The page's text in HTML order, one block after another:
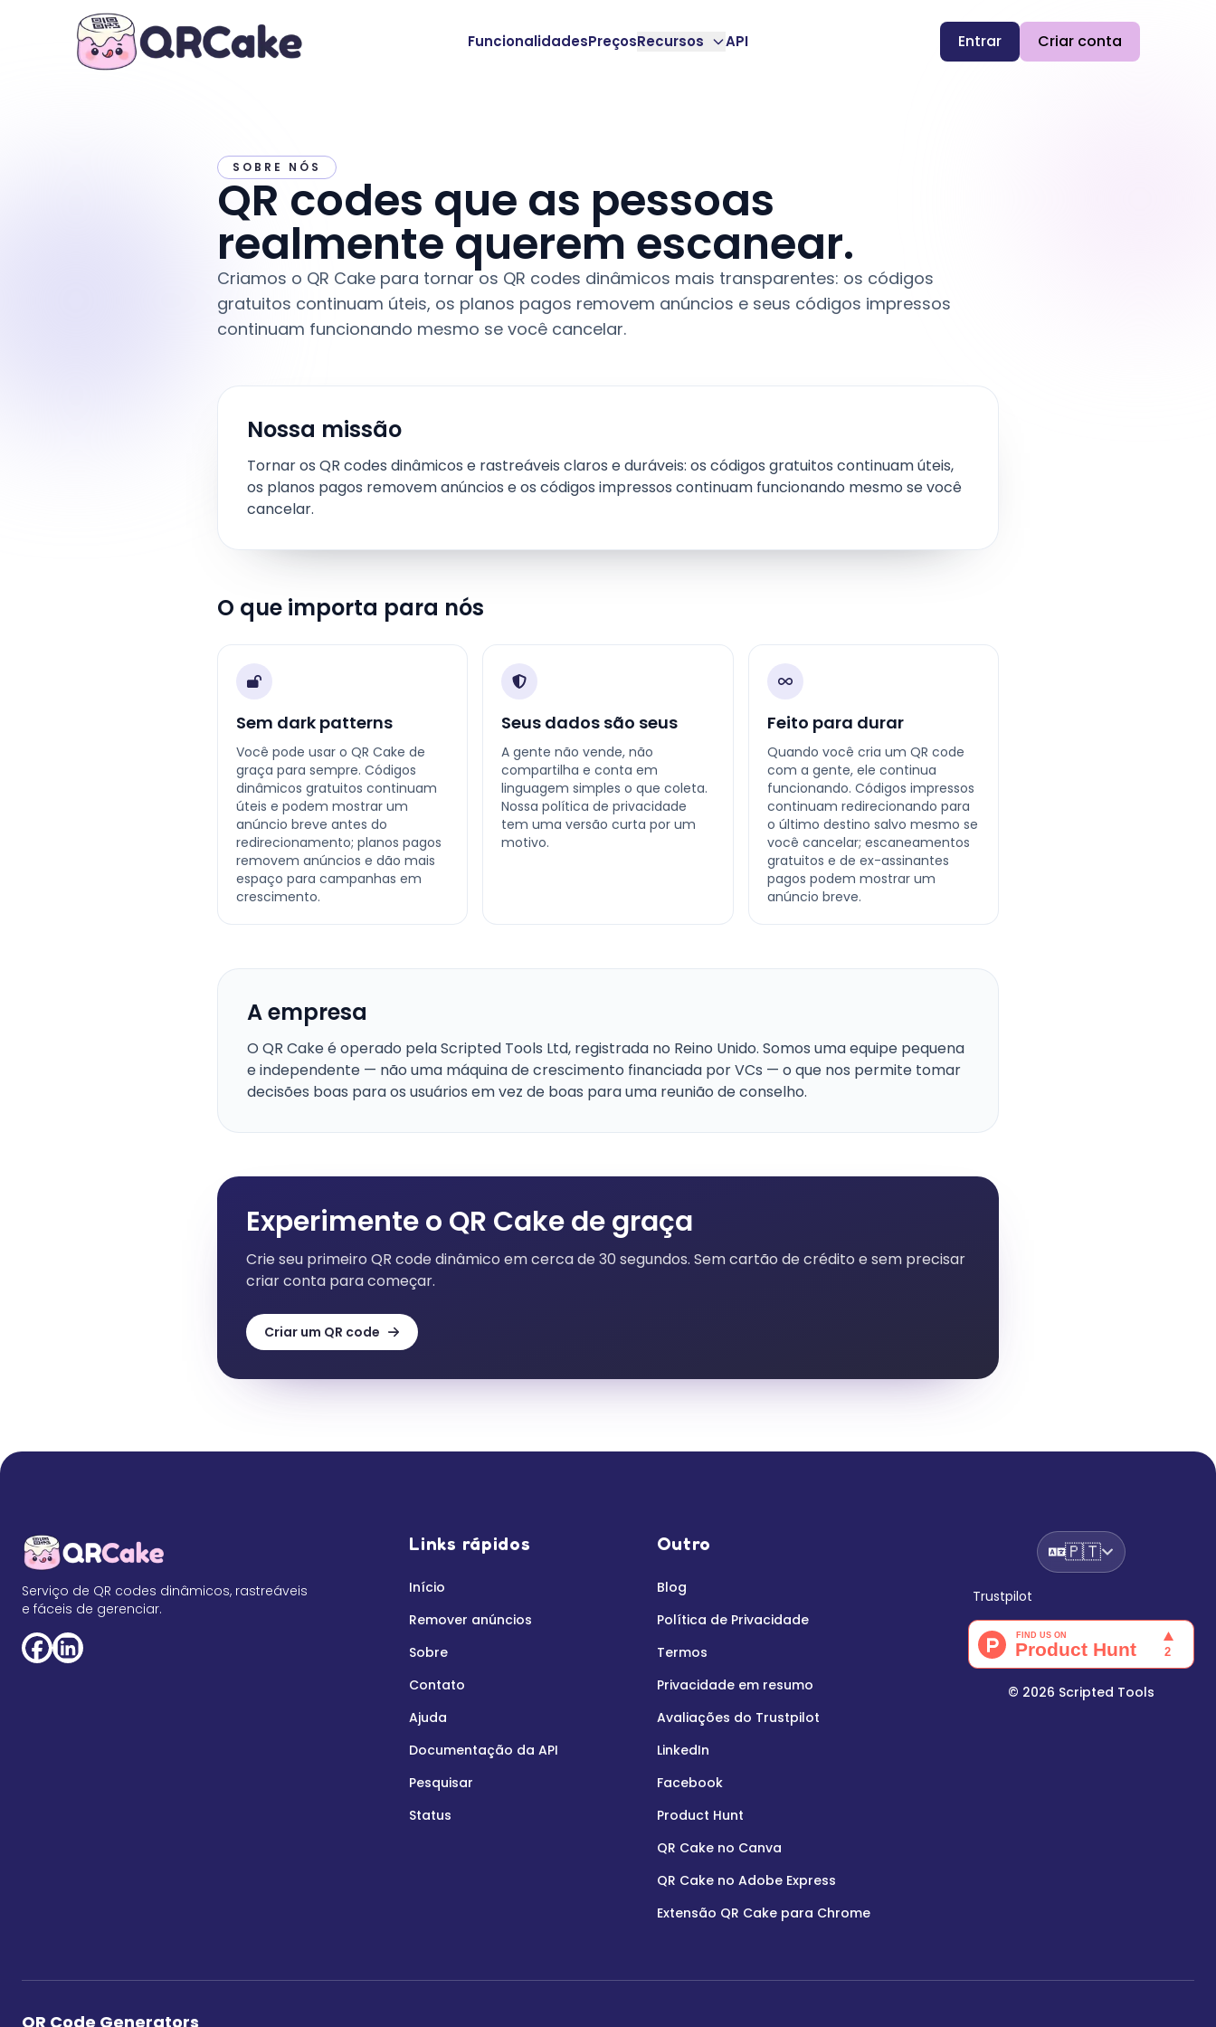
FuncionalidadesPreçosRecursos API Entrar Criar conta
SOBRE NÓS
QR codes que as pessoas
realmente querem escanear.
Criamos o QR Cake para tornar os QR codes dinâmicos mais transparentes: os códigos
gratuitos continuam úteis, os planos pagos removem anúncios e seus códigos impressos
continuam funcionando mesmo se você cancelar.
Nossa missão
Tornar os QR codes dinâmicos e rastreáveis claros e duráveis: os códigos gratuitos continuam úteis,
os planos pagos removem anúncios e os códigos impressos continuam funcionando mesmo se você
cancelar.
O que importa para nós
Sem dark patterns
Você pode usar o QR Cake de
graça para sempre. Códigos
dinâmicos gratuitos continuam
úteis e podem mostrar um
anúncio breve antes do
redirecionamento; planos pagos
removem anúncios e dão mais
espaço para campanhas em
crescimento.
Seus dados são seus
A gente não vende, não
compartilha e conta em
linguagem simples o que coleta.
Nossa política de privacidade
tem uma versão curta por um
motivo.
Feito para durar
Quando você cria um QR code
com a gente, ele continua
funcionando. Códigos impressos
continuam redirecionando para
o último destino salvo mesmo se
você cancelar; escaneamentos
gratuitos e de ex-assinantes
pagos podem mostrar um
anúncio breve.
A empresa
O QR Cake é operado pela Scripted Tools Ltd, registrada no Reino Unido. Somos uma equipe pequena
e independente — não uma máquina de crescimento financiada por VCs — o que nos permite tomar
decisões boas para os usuários em vez de boas para uma reunião de conselho.
Experimente o QR Cake de graça
Crie seu primeiro QR code dinâmico em cerca de 30 segundos. Sem cartão de crédito e sem precisar
criar conta para começar.
Criar um QR code
Serviço de QR codes dinâmicos, rastreáveis
e fáceis de gerenciar.
Links rápidos
Início
Remover anúncios
Sobre
Contato
Ajuda
Documentação da API
Pesquisar
Status
Outro
Blog
Política de Privacidade
Termos
Privacidade em resumo
Avaliações do Trustpilot
LinkedIn
Facebook
Product Hunt
QR Cake no Canva
QR Cake no Adobe Express
Extensão QR Cake para Chrome
🇵🇹
Trustpilot
© 2026 Scripted Tools
QR Code Generators